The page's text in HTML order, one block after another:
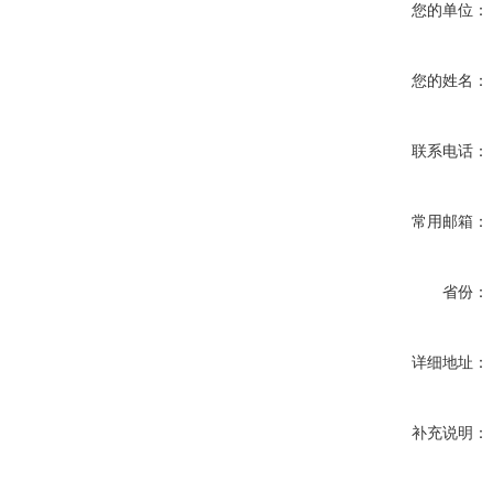
您的单位：
您的姓名：
联系电话：
常用邮箱：
省份：
详细地址：
补充说明：